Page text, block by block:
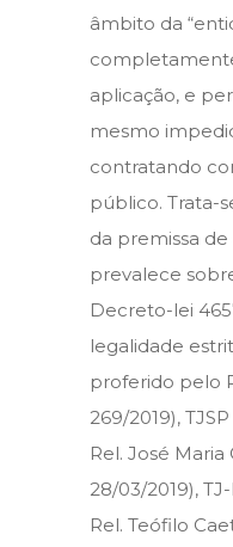
âmbito da
aplicação, e
mesmo
contratando
público. Trata-
da premissa
prevalece
Decreto-lei
legalidade
proferido pelo
269/2019),
Rel. José
28/03/2019),
Rel. Teófilo